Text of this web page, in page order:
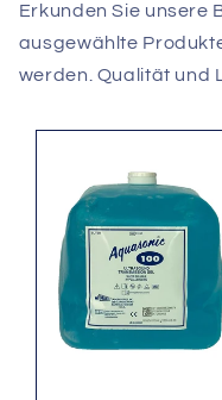
Erkunden Sie unsere
ausgewählte
werden. Qualität und